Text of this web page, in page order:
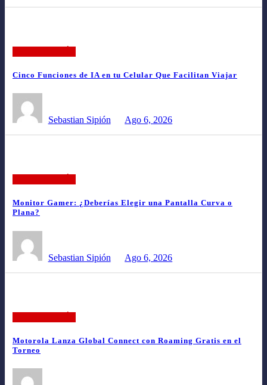
Cinco Funciones de IA en tu Celular Que Facilitan Viajar
Sebastian Sipión Ago 6, 2026
Monitor Gamer: ¿Deberías Elegir una Pantalla Curva o
Plana?
Sebastian Sipión Ago 6, 2026
Motorola Lanza Global Connect con Roaming Gratis en el
Torneo